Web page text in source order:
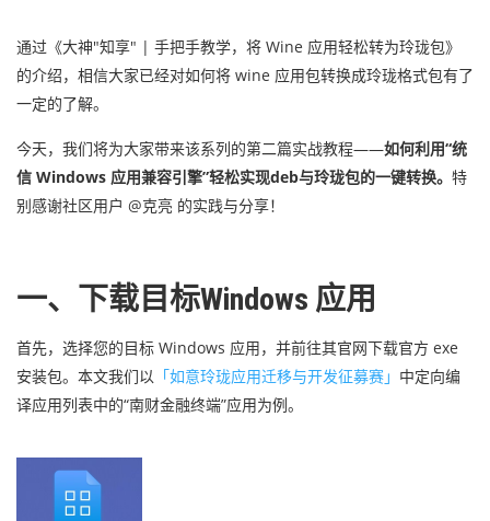
通过《大神"知享" | 手把手教学，将 Wine 应用轻松转为玲珑包》
的介绍，相信大家已经对如何将 wine 应用包转换成玲珑格式包有了
一定的了解。
今天，我们将为大家带来该系列的第二篇实战教程——如何利用“统
信 Windows 应用兼容引擎”轻松实现deb与玲珑包的一键转换。 特
别感谢社区用户 @克亮 的实践与分享！
一、下载目标Windows 应用
首先，选择您的目标 Windows 应用，并前往其官网下载官方 exe
安装包。本文我们以 「如意玲珑应用迁移与开发征募赛」 中定向编
译应用列表中的“南财金融终端”应用为例。